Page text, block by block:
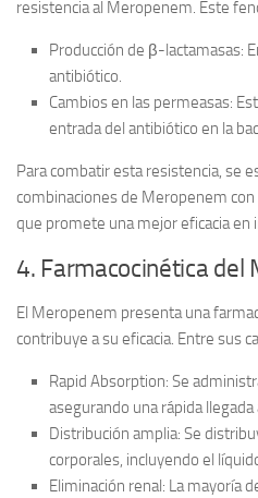
resistencia al Meropenem. Este
Producción de β-lactamasas:
antibiótico.
Cambios en las permeasas:
entrada del antibiótico en la
Para combatir esta resistencia, se
combinaciones de Meropenem
que promete una mejor eficacia en
4. Farmacocinética del
El Meropenem presenta una
contribuye a su eficacia. Entre sus
Rapid Absorption: Se
asegurando una rápida
Distribución amplia: Se
corporales, incluyendo el
Eliminación renal: La mayoría